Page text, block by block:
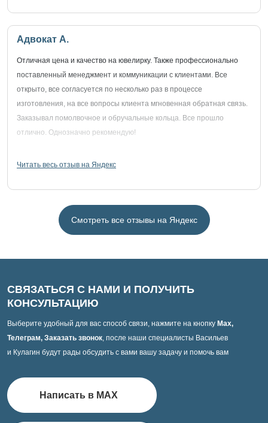
Адвокат А.
Отличная цена и качество на ювелирку. Также профессионально
поставленный менеджмент и коммуникации с клиентами. Все
открыто, все согласуется по несколько раз в процессе
изготовления, на все вопросы клиента мгновенная обратная связь.
Заказывал помолвочное и обручальные кольца. Все прошло
отлично. Однозначно рекомендую!
Читать весь отзыв на Яндекс
Смотреть все отзывы на Яндекс
СВЯЗАТЬСЯ С НАМИ И ПОЛУЧИТЬ
КОНСУЛЬТАЦИЮ
Выберите удобный для вас способ связи, нажмите на кнопку Max,
Телеграм, Заказать звонок, после наши специалисты Васильев
и Кулагин будут рады обсудить с вами вашу задачу и помочь вам
Написать в MAX